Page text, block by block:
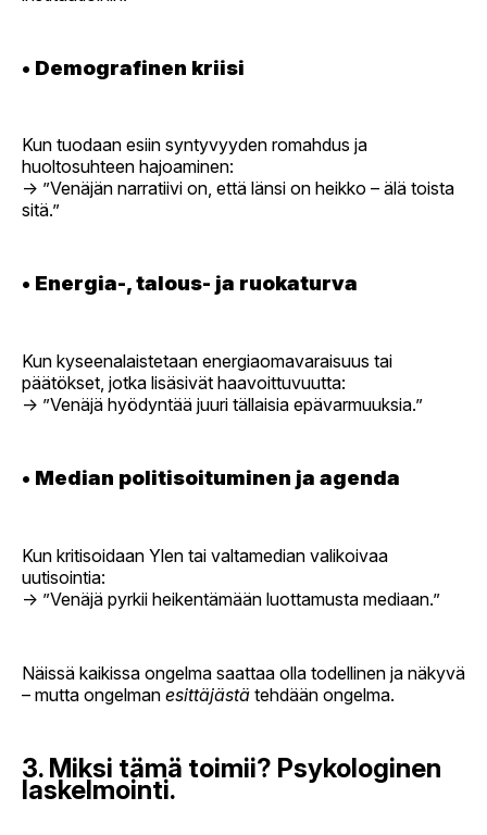
• Demografinen kriisi
Kun tuodaan esiin syntyvyyden romahdus ja
huoltosuhteen hajoaminen:
→ ”Venäjän narratiivi on, että länsi on heikko – älä toista
sitä.”
• Energia-, talous- ja ruokaturva
Kun kyseenalaistetaan energiaomavaraisuus tai
päätökset, jotka lisäsivät haavoittuvuutta:
→ ”Venäjä hyödyntää juuri tällaisia epävarmuuksia.”
• Median politisoituminen ja agenda
Kun kritisoidaan Ylen tai valtamedian valikoivaa
uutisointia:
→ ”Venäjä pyrkii heikentämään luottamusta mediaan.”
Näissä kaikissa ongelma saattaa olla todellinen ja näkyvä
– mutta ongelman esittäjästä tehdään ongelma.
3. Miksi tämä toimii? Psykologinen
laskelmointi.